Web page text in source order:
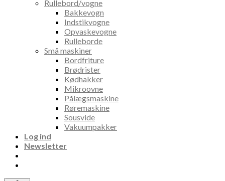
Rullebord/vogne
Bakkevogn
Indstikvogne
Opvaskevogne
Rulleborde
Små maskiner
Bordfriture
Brødrister
Kødhakker
Mikroovne
Pålægsmaskine
Røremaskine
Sousvide
Vakuumpakker
Log ind
Newsletter